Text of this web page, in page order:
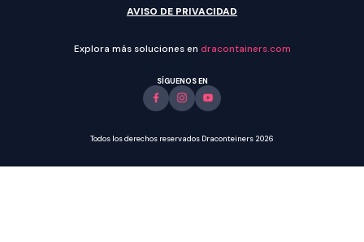
AVISO DE PRIVACIDAD
Explora más soluciones en dracontainers.com
SÍGUENOS EN
Todos los derechos reservados Draconteiners 2026